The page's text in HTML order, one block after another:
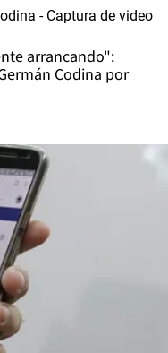
arrancando":
Codina por